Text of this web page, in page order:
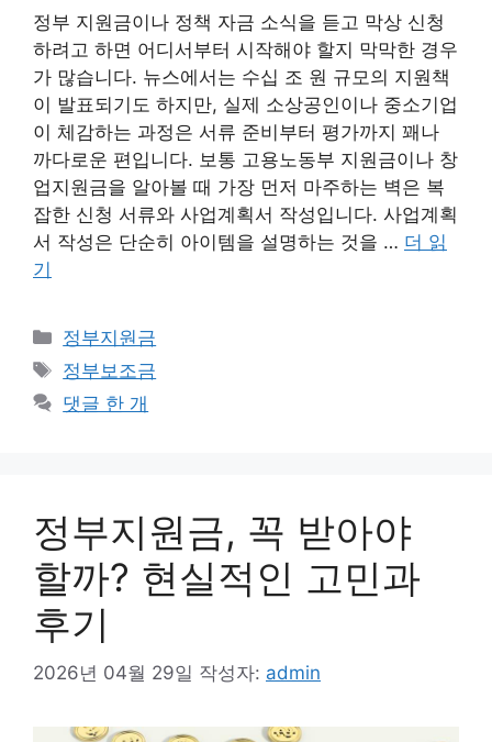
정부 지원금이나 정책 자금 소식을 듣고 막상 신청
하려고 하면 어디서부터 시작해야 할지 막막한 경우
가 많습니다. 뉴스에서는 수십 조 원 규모의 지원책
이 발표되기도 하지만, 실제 소상공인이나 중소기업
이 체감하는 과정은 서류 준비부터 평가까지 꽤나
까다로운 편입니다. 보통 고용노동부 지원금이나 창
업지원금을 알아볼 때 가장 먼저 마주하는 벽은 복
잡한 신청 서류와 사업계획서 작성입니다. 사업계획
서 작성은 단순히 아이템을 설명하는 것을 … 더 읽
기
카
테
리
정부지원금
태
그
정부보조금
댓글 한 개
정부지원금, 꼭 받아야
할까? 현실적인 고민과
후기
2026년 04월 29일 작성자: admin